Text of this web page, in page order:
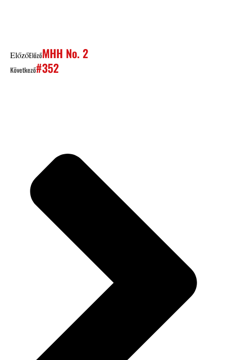
ElőzőElőzőMHH No. 2
Következő#352